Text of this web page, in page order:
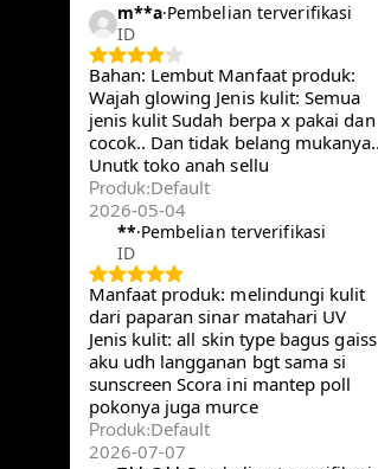
m**a·Pembelian terverifikasi
ID
Bahan: Lembut Manfaat produk:
Wajah glowing Jenis kulit: Semua
jenis kulit Sudah berpa x pakai dan
cocok.. Dan tidak belang
mukanya... Unutk toko anah sellu
Produk:Default
2026-05-04
**·Pembelian terverifikasi
ID
Manfaat produk: melindungi kulit
dari paparan sinar matahari UV
Jenis kulit: all skin type bagus gaiss
aku udh langganan bgt sama si
sunscreen Scora ini mantep poll
pokonya juga murce
Produk:Default
2026-07-07